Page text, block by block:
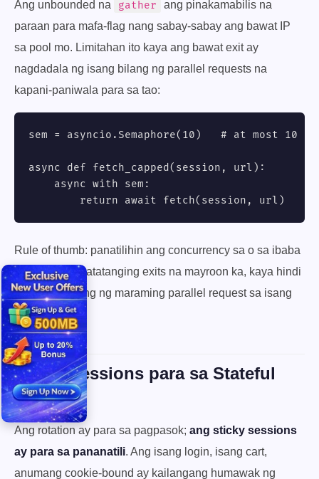
Ang unbounded na gather
ang pinakamabilis na
paraan para mafa-flag nang sabay-sabay ang bawat IP
sa pool mo. Limitahan ito kaya ang bawat exit ay
nagdadala ng isang bilang ng parallel requests na
kapani-paniwala para sa tao:
sem = asyncio.Semaphore(10)   # at most 10
async def fetch_capped(session, url):
    async with sem:
        return await fetch(session, url)
Rule of thumb: panatilihin ang concurrency sa o sa ibaba
ng bilang ng natatanging exits na mayroon ka, kaya hindi
ka nagpapatong ng maraming parallel request sa isang
residential IP.
Sticky Sessions para sa Stateful
Flows
Ang rotation ay para sa pagpasok; ang sticky sessions
ay para sa pananatili. Ang isang login, isang cart,
anumang cookie-bound ay kailangang humawak ng